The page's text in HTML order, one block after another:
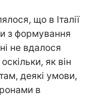
що в Італії
з формування
не вдалося
як він
деякі умови,
в